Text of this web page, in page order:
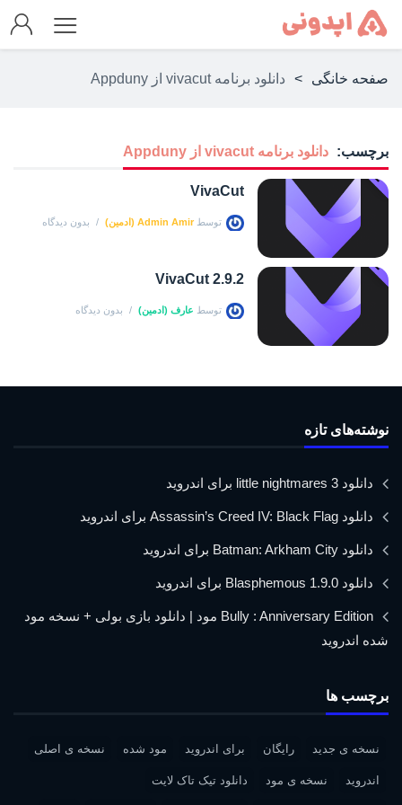
صفحه خانگی > دانلود برنامه vivacut از Appduny
برچسب: دانلود برنامه vivacut از Appduny
VivaCut
توسط Admin Amir (ادمین) بدون دیدگاه
VivaCut 2.9.2
توسط عارف (ادمین) بدون دیدگاه
نوشته‌های تازه
دانلود little nightmares 3 برای اندروید
دانلود Assassin’s Creed IV: Black Flag برای اندروید
دانلود Batman: Arkham City برای اندروید
دانلود Blasphemous 1.9.0 برای اندروید
Bully : Anniversary Edition مود | دانلود بازی بولی + نسخه مود
شده اندروید
برچسب ها
نسخه ی جدید رایگان برای اندروید مود شده نسخه ی اصلی
اندروید نسخه ی مود دانلود تیک تاک لایت